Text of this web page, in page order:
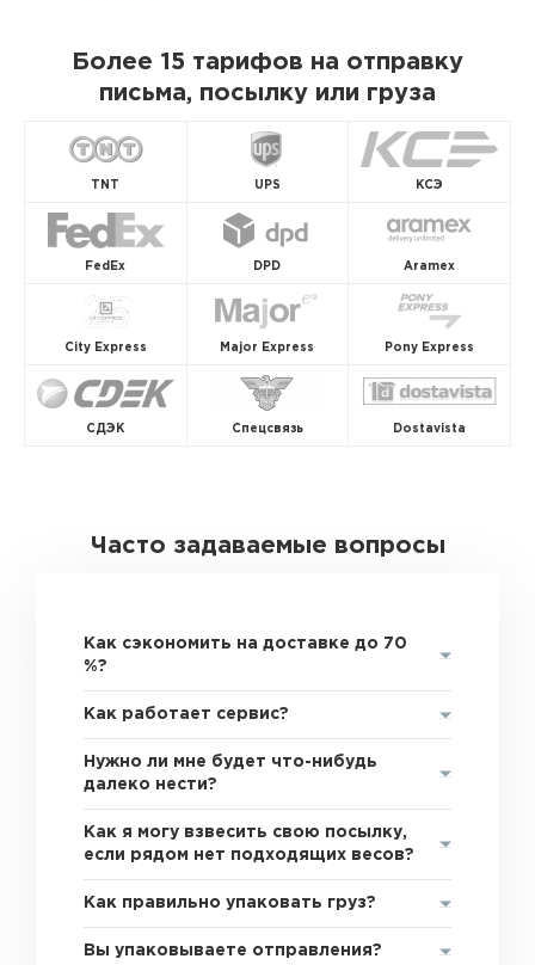
Более 15 тарифов на отправку
письма, посылку или груза
TNT UPS КСЭ
FedEx DPD Aramex
City Express Major Express Pony Express
СДЭК Спецсвязь Dostavista
Часто задаваемые вопросы
Как сэкономить на доставке до 70
%?
Как работает сервис?
Нужно ли мне будет что-нибудь
далеко нести?
Как я могу взвесить свою посылку,
если рядом нет подходящих весов?
Как правильно упаковать груз?
Вы упаковываете отправления?